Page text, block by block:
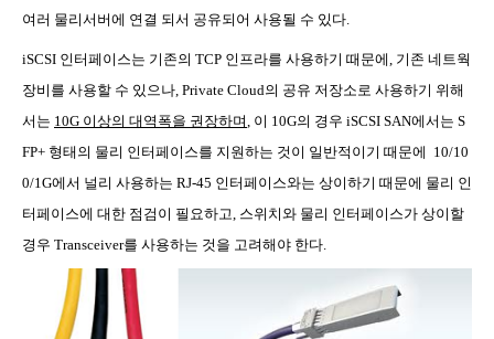
여러 물리서버에 연결 되서 공유되어 사용될 수 있다
iSCSI 인터페이스는 기존의 TCP 인프라를 사용하기 때문에 기존 네트웍
장비를 사용할 수 있으나 , Private Cloud의 공유 저장소로 사용하기 위해
서는 10G 이상의 대역폭을 권장하며 이 10G의 경우 iSCSI SAN에서는 S
FP+ 형태의 물리 인터페이스를 지원하는 것이 일반적이기 때문에 10/10
0/1G에서 널리 사용하는 RJ-45 인터페이스와는 상이하기 때문에 물리 인
터페이스에 대한 점검이 필요하고 스위치와 물리 인터페이스가 상이할
경우 Transceiver를 사용하는 것을 고려해야 한다